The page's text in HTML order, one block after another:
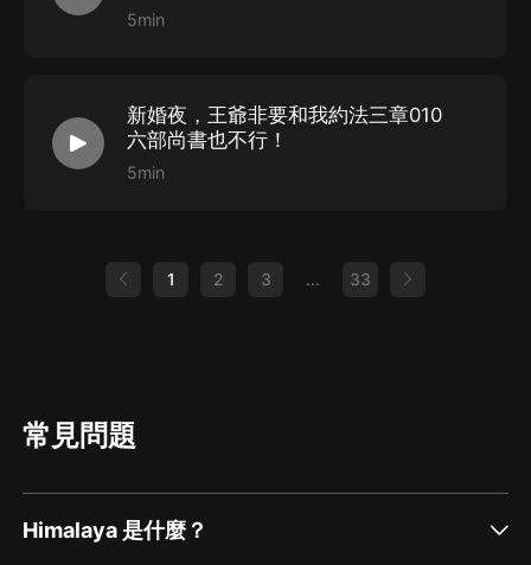
5min
新婚夜，王爺非要和我約法三章010
六部尚書也不行！
5min
1 2 3 ... 33
常見問題
Himalaya 是什麼？